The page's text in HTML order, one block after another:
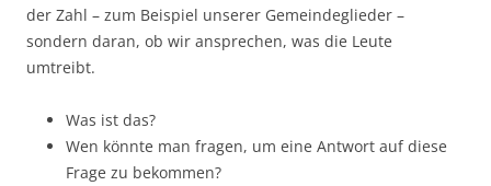
der Zahl – zum Beispiel unserer Gemeindeglieder –
sondern daran, ob wir ansprechen, was die Leute
umtreibt.
Was ist das?
Wen könnte man fragen, um eine Antwort auf diese
Frage zu bekommen?